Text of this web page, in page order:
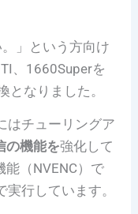
」という方向け
、1660Superを
となりました。
はチューリングア
の機能を強化して
（NVENC）で
行しています。